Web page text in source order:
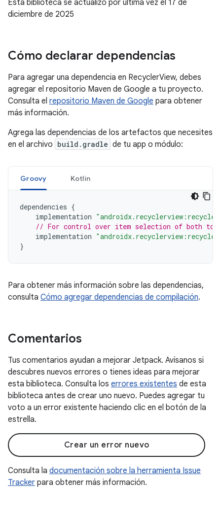
Esta biblioteca se actualizó por última vez el 17 de
diciembre de 2025
Cómo declarar dependencias
Para agregar una dependencia en RecyclerView, debes
agregar el repositorio Maven de Google a tu proyecto.
Consulta el repositorio Maven de Google para obtener
más información.
Agrega las dependencias de los artefactos que necesites
en el archivo build.gradle de tu app o módulo:
Groovy Kotlin
dependencies {
implementation
// For control over item selection of both
implementation
}
Para obtener más información sobre las dependencias,
consulta Cómo agregar dependencias de compilación.
Comentarios
Tus comentarios ayudan a mejorar Jetpack. Avísanos si
descubres nuevos errores o tienes ideas para mejorar
esta biblioteca. Consulta los errores existentes de esta
biblioteca antes de crear uno nuevo. Puedes agregar tu
voto a un error existente haciendo clic en el botón de la
estrella.
Crear un error nuevo
Consulta la documentación sobre la herramienta Issue
Tracker para obtener más información.